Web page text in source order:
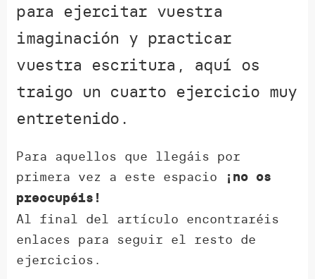
para ejercitar vuestra
imaginación y practicar
vuestra escritura, aquí os
traigo un cuarto ejercicio muy
entretenido.
Para aquellos que llegáis por
primera vez a este espacio
¡no os
preocupéis!
Al final del artículo encontraréis
enlaces para seguir el resto de
ejercicios.